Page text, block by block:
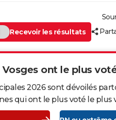
Recevoir les résultats
ont le plus
2026 sont dévoilés
qui ont le plus voté le plus